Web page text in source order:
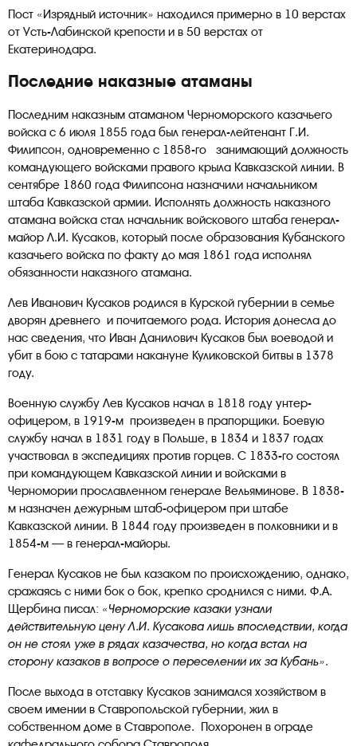
Пост «Изрядный источник» находился примерно в 10 верстах
от Усть-Лабинской крепости и в 50 верстах от
Екатеринодара.
Последние наказные атаманы
Последним наказным атаманом Черноморского казачьего
войска с 6 июля 1855 года был генерал-лейтенант Г.И.
Филипсон, одновременно с 1858-го занимающий должность
командующего войсками правого крыла Кавказской линии. В
сентябре 1860 года Филипсона назначили начальником
штаба Кавказской армии. Исполнять должность наказного
атамана войска стал начальник войскового штаба генерал-
майор Л.И. Кусаков, который после образования Кубанского
казачьего войска по факту до мая 1861 года исполнял
обязанности наказного атамана.
Лев Иванович Кусаков родился в Курской губернии в семье
дворян древнего и почитаемого рода. История донесла до
нас сведения, что Иван Данилович Кусаков был воеводой и
убит в бою с татарами накануне Куликовской битвы в 1378
году.
Военную службу Лев Кусаков начал в 1818 году унтер-
офицером, в 1919-м произведен в прапорщики. Боевую
службу начал в 1831 году в Польше, в 1834 и 1837 годах
участвовал в экспедициях против горцев. С 1833-го состоял
при командующем Кавказской линии и войсками в
Черномории прославленном генерале Вельяминове. В 1838-
м назначен дежурным штаб-офицером при штабе
Кавказской линии. В 1844 году произведен в полковники и в
1854-м — в генерал-майоры.
Генерал Кусаков не был казаком по происхождению, однако,
сражаясь с ними бок о бок, крепко сроднился с ними. Ф.А.
Щербина писал: «Черноморские казаки узнали
действительную цену Л.И. Кусакова лишь впоследствии, когда
он не стоял уже в рядах казачества, но когда встал на
сторону казаков в вопросе о переселении их за Кубань».
После выхода в отставку Кусаков занимался хозяйством в
своем имении в Ставропольской губернии, жил в
собственном доме в Ставрополе. Похоронен в ограде